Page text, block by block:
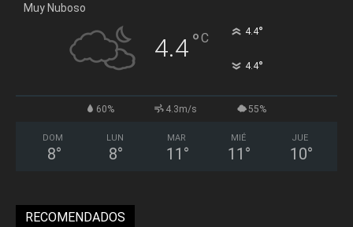
Muy Nuboso
4.4°C 4.4°
4.4°
60% 4.3m/s 55%
DOM
8°
LUN
8°
MAR
11 °
MIÉ
11 °
JUE
10°
RECOMENDADOS